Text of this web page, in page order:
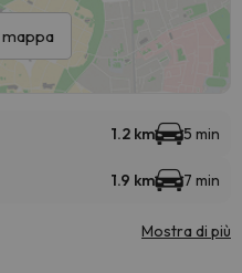
mappa
1.2 km 5 min
1.9 km 7 min
Mostra di più